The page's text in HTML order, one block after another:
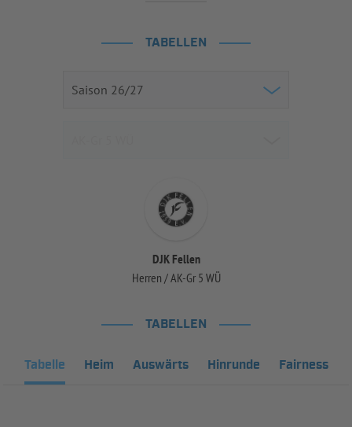
TABELLEN
DJK Fellen
Herren / AK-Gr 5 WÜ
TABELLEN
Tabelle Heim Auswärts Hinrunde Fairness